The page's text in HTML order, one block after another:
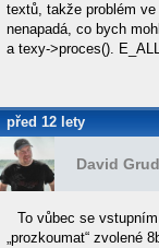
textů, takže problém
nenapadá, co bych
a texy->proces().
před 12 lety
David
To vůbec se
„prozkoumat“ zvolené